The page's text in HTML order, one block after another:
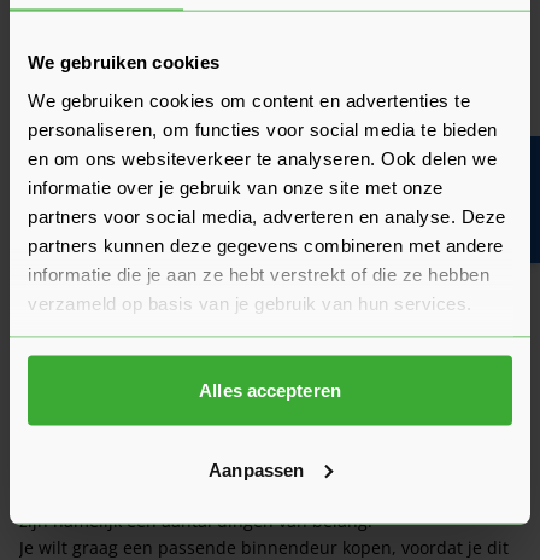
We gebruiken cookies
We gebruiken cookies om content en advertenties te
personaliseren, om functies voor social media te bieden
en om ons websiteverkeer te analyseren. Ook delen we
informatie over je gebruik van onze site met onze
partners voor social media, adverteren en analyse. Deze
partners kunnen deze gegevens combineren met andere
informatie die je aan ze hebt verstrekt of die ze hebben
verzameld op basis van je gebruik van hun services.
Alles accepteren
Aanpassen
Glas van deur kapot, wat nu?
Hoeveel kan je deze Skantrae deur
inkorten?
Heeft het zin om een offerte aan te vragen?
Wat is de actuele levertijd?
Verwerkingsadvies
Wij adviseren eerst om onsverwerkingsadvies
zijn namelijk een aantal dingen van belang.
Je wilt graag een passende binnendeur kopen, voordat je dit